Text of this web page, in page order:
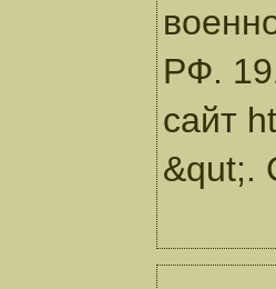
РФ.
сайт
&qut;.